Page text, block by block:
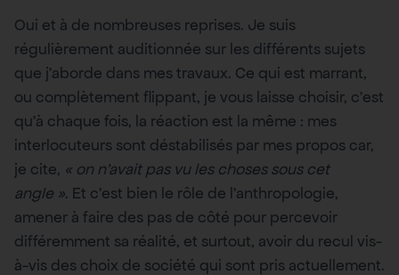
Oui et à de nombreuses reprises. Je suis
régulièrement auditionnée sur les différents sujets
que j’aborde dans mes travaux. Ce qui est marrant,
ou complètement flippant, je vous laisse choisir, c’est
qu’à chaque fois, la réaction est la même : mes
interlocuteurs sont déstabilisés par mes propos car,
je cite, « on n’avait pas vu les choses sous cet
angle ». Et c’est bien le rôle de l’anthropologie,
amener à faire des pas de côté pour percevoir
différemment sa réalité, et surtout, avoir du recul vis-
à-vis des choix de société qui sont pris actuellement.